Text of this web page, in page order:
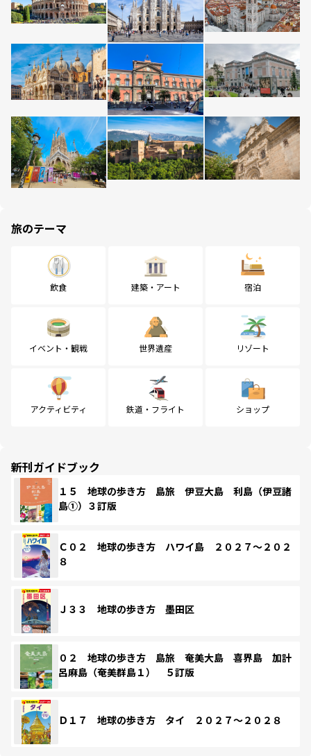
旅のテーマ
飲食 建築・アート 宿泊
イベント・観戦 世界遺産 リゾート
アクティビティ 鉄道・フライト ショップ
新刊ガイドブック
１５ 地球の歩き方 島旅 伊豆大島 利島（伊豆諸
島①）３訂版
Ｃ０２ 地球の歩き方 ハワイ島 ２０２７～２０２
８
Ｊ３３ 地球の歩き方 墨田区
０２ 地球の歩き方 島旅 奄美大島 喜界島 加計
呂麻島（奄美群島１） ５訂版
Ｄ１７ 地球の歩き方 タイ ２０２７～２０２８